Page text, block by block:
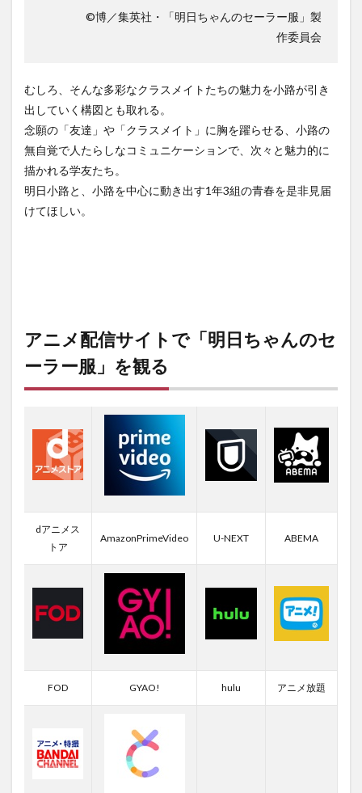
©博／集英社・「明日ちゃんのセーラー服」製
作委員会
むしろ、そんな多彩なクラスメイトたちの魅力を小路が引き
出していく構図とも取れる。
念願の「友達」や「クラスメイト」に胸を躍らせる、小路の
無自覚で人たらしなコミュニケーションで、次々と魅力的に
描かれる学友たち。
明日小路と、小路を中心に動き出す1年3組の青春を是非見届
けてほしい。
アニメ配信サイトで「明日ちゃんのセ
ーラー服」を観る
dアニメス
トア
AmazonPrimeVideo U-NEXT ABEMA
FOD GYAO! hulu アニメ放題